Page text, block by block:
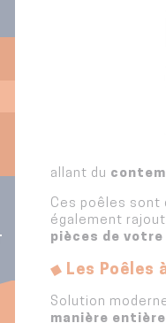
allant du
Ces poêles
également
pièces de
Les Poêles
Solution
manière